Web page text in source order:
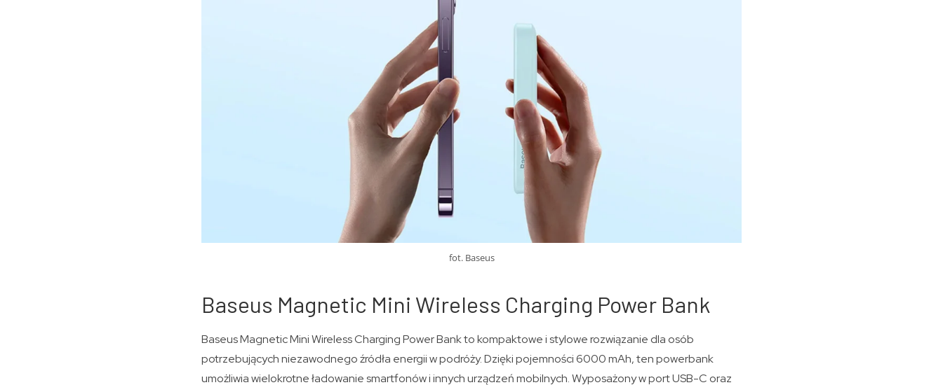
fot. Baseus
Baseus Magnetic Mini Wireless Charging Power Bank
​Baseus Magnetic Mini Wireless Charging Power Bank to kompaktowe i stylowe rozwiązanie dla osób
potrzebujących niezawodnego źródła energii w podróży. Dzięki pojemności 6000 mAh, ten powerbank
umożliwia wielokrotne ładowanie smartfonów i innych urządzeń mobilnych. Wyposażony w port USB-C oraz